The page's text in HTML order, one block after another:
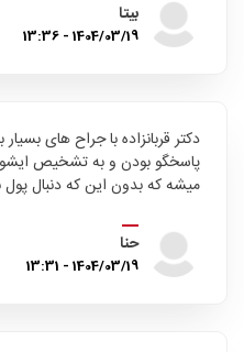
بیتا
1404/03/19 - 13:36
دکتر قربانزاده با جراح های
پاسخگو بودن و به تشخیص
میشه که بدون این که دنبال
حنا
1404/03/19 - 13:31